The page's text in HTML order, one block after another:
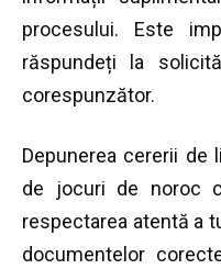
procesului. Este
răspundeți la
corespunzător.
Depunerea cererii de
de jocuri de noroc
respectarea atentă a
documentelor